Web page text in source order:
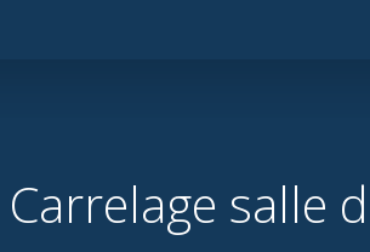
salle